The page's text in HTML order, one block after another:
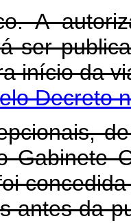
A
ser
início
Decreto
Gabinete
antes